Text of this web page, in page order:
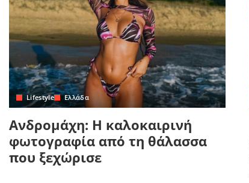
Lifestyle Ελλάδα
Ανδρομάχη: Η καλοκαιρινή
φωτογραφία από τη θάλασσα
που ξεχώρισε